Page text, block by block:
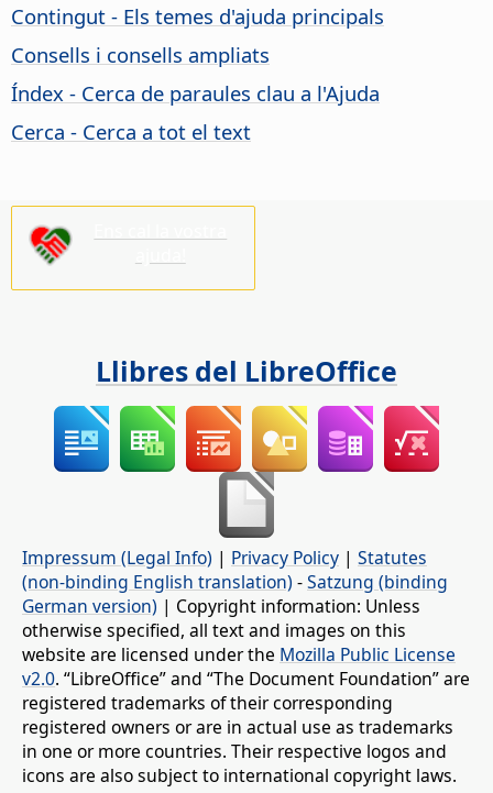
Contingut - Els temes d'ajuda principals
Consells i consells ampliats
Índex - Cerca de paraules clau a l'Ajuda
Cerca - Cerca a tot el text
Llibres del LibreOffice
Impressum (Legal Info) | Privacy Policy | Statutes
(non-binding English translation) -Satzung (binding
German version) | Copyright information: Unless
otherwise specified, all text and images on this
website are licensed under the Mozilla Public License
v2.0. “LibreOffice” and “The Document Foundation” are
registered trademarks of their corresponding
registered owners or are in actual use as trademarks
in one or more countries. Their respective logos and
icons are also subject to international copyright laws.